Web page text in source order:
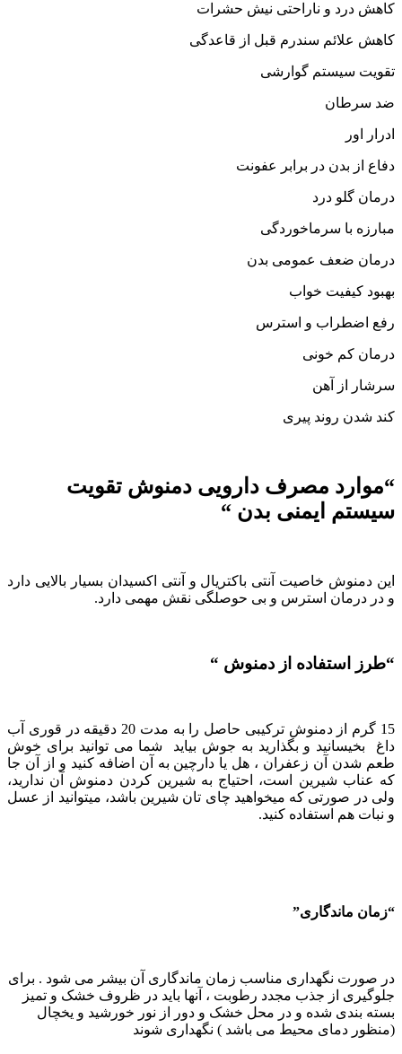
کاهش درد و ناراحتی نیش حشرات
کاهش علائم سندرم قبل از قاعدگی
تقویت سیستم گوارشی
ضد سرطان
ادرار اور
دفاع از بدن در برابر عفونت
درمان گلو درد
مبارزه با سرماخوردگی
درمان ضعف عمومی بدن
بهبود کیفیت خواب
رفع اضطراب و استرس
درمان کم خونی
سرشار از آهن
کند شدن روند پیری
“موارد مصرف دارویی دمنوش تقویت
سیستم ایمنی بدن “
این دمنوش خاصیت آنتی باکتریال و آنتی اکسیدان بسیار بالایی دارد
و در درمان استرس و بی حوصلگی نقش مهمی دارد.
“طرز استفاده از دمنوش “
15 گرم از دمنوش ترکیبی حاصل را به مدت 20 دقیقه در قوری آب
داغ بخیسانید و بگذارید به جوش بیاید شما می توانید برای خوش
طعم شدن آن زعفران ، هل یا دارچین به آن اضافه کنید و از آن جا
که عناب شیرین است، احتیاج به شیرین کردن دمنوش آن ندارید،
ولی در صورتی که میخواهید چای تان شیرین باشد، میتوانید از عسل
و نبات هم استفاده کنید.
“زمان ماندگاری”
در صورت نگهداری مناسب زمان ماندگاری آن بیشر می شود . برای
جلوگیری از جذب مجدد رطوبت ، آنها باید در ظروف خشک و تمیز
بسته بندی شده و در محل خشک و دور از نور خورشید و یخچال
(منظور دمای محیط می باشد ) نگهداری شوند